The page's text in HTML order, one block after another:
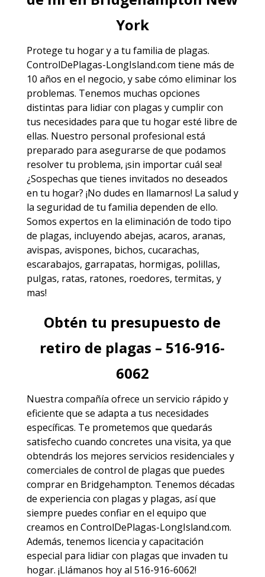
York
Protege tu hogar y a tu familia de plagas.
ControlDePlagas-LongIsland.com tiene más de
10 años en el negocio, y sabe cómo eliminar los
problemas. Tenemos muchas opciones
distintas para lidiar con plagas y cumplir con
tus necesidades para que tu hogar esté libre de
ellas. Nuestro personal profesional está
preparado para asegurarse de que podamos
resolver tu problema, ¡sin importar cuál sea!
¿Sospechas que tienes invitados no deseados
en tu hogar? ¡No dudes en llamarnos! La salud y
la seguridad de tu familia dependen de ello.
Somos expertos en la eliminación de todo tipo
de plagas, incluyendo abejas, acaros, aranas,
avispas, avispones, bichos, cucarachas,
escarabajos, garrapatas, hormigas, polillas,
pulgas, ratas, ratones, roedores, termitas, y
mas!
Obtén tu presupuesto de
retiro de plagas – 516-916-
6062
Nuestra compañía ofrece un servicio rápido y
eficiente que se adapta a tus necesidades
específicas. Te prometemos que quedarás
satisfecho cuando concretes una visita, ya que
obtendrás los mejores servicios residenciales y
comerciales de control de plagas que puedes
comprar en Bridgehampton. Tenemos décadas
de experiencia con plagas y plagas, así que
siempre puedes confiar en el equipo que
creamos en ControlDePlagas-LongIsland.com.
Además, tenemos licencia y capacitación
especial para lidiar con plagas que invaden tu
hogar. ¡Llámanos hoy al 516-916-6062!